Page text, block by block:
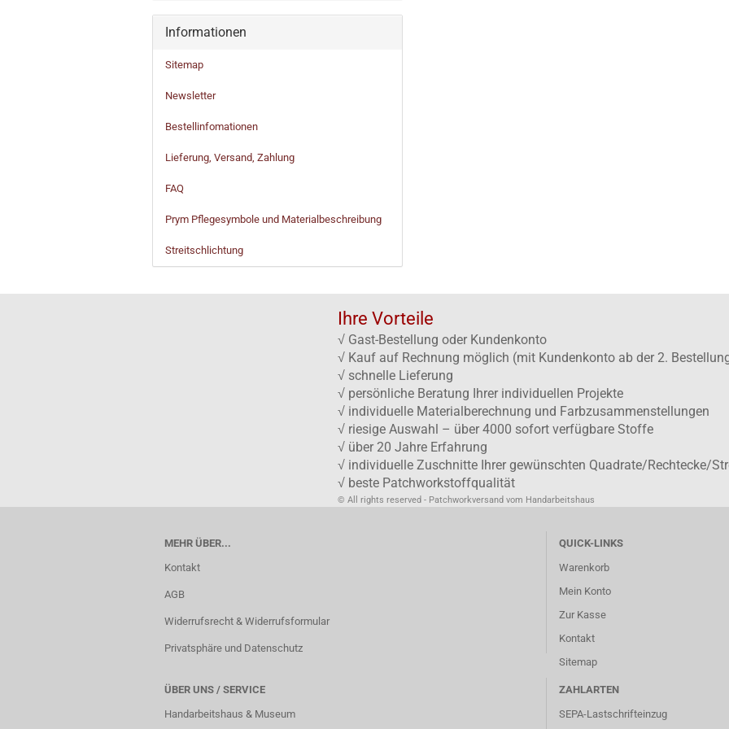
Informationen
Sitemap
Newsletter
Bestellinfomationen
Lieferung, Versand, Zahlung
FAQ
Prym Pflegesymbole und Materialbeschreibung
Streitschlichtung
Ihre Vorteile
√ Gast-Bestellung oder Kundenkonto
√ Kauf auf Rechnung möglich (mit Kundenkonto ab der 2.
√ schnelle Lieferung
√ persönliche Beratung Ihrer individuellen Projekte
√ individuelle Materialberechnung und Farbzusammenstellungen
√ riesige Auswahl – über 4000 sofort verfügbare Stoffe
√ über 20 Jahre Erfahrung
√ individuelle Zuschnitte Ihrer gewünschten Quadrate/Rechtecke/
√ beste Patchworkstoffqualität
© All rights reserved - Patchworkversand vom Handarbeitshaus
MEHR ÜBER...
Kontakt
AGB
Widerrufsrecht & Widerrufsformular
Privatsphäre und Datenschutz
QUICK-LINKS
Warenkorb
Mein Konto
Zur Kasse
Kontakt
Sitemap
ÜBER UNS / SERVICE
Handarbeitshaus & Museum
ZAHLARTEN
SEPA-Lastschrifteinzug